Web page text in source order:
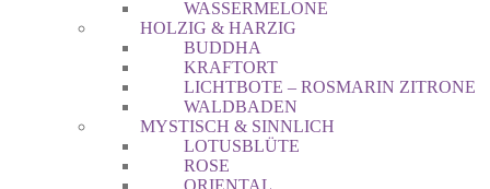
WASSERMELONE
HOLZIG & HARZIG
BUDDHA
KRAFTORT
LICHTBOTE – ROSMARIN ZITRONE
WALDBADEN
MYSTISCH & SINNLICH
LOTUSBLÜTE
ROSE
ORIENTAL